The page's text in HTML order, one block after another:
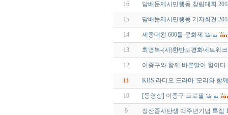
16 담배문제시민행동 창립대회
15 담배문제시민행동 기자회견
14 세종대왕 600돌 문화제
13 최명복-(사)한반도평화네트워
12 이종구와 함께 바른말이 힘이다.
11 KBS 라디오 드라마 '모리와 함
10 [동영상] 이종구 프로필
9 정산종사탄생 백주년기념 특집